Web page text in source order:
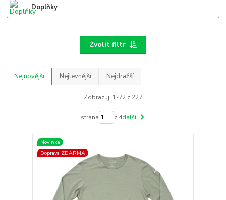
Doplňky
Zvolit filtr
Nejnovější Nejlevnější Nejdražší
Zobrazuji 1-72 z 227
strana z 4další
Novinka
Doprava ZDARMA